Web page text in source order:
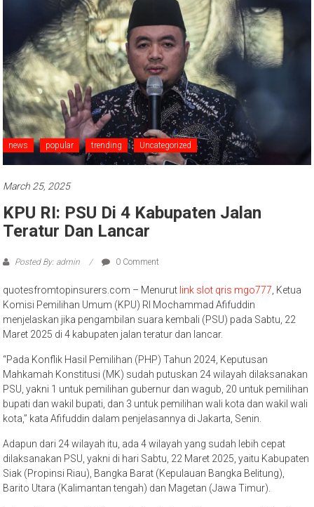
news popular trending Uncategorized
March 25, 2025
KPU RI: PSU Di 4 Kabupaten Jalan
Teratur Dan Lancar
Posted By: admin 0 Comment
quotesfromtopinsurers.com – Menurut link slot qris mgo777, Ketua
Komisi Pemilihan Umum (KPU) RI Mochammad Afifuddin
menjelaskan jika pengambilan suara kembali (PSU) pada Sabtu, 22
Maret 2025 di 4 kabupaten jalan teratur dan lancar.
“Pada Konflik Hasil Pemilihan (PHP) Tahun 2024, Keputusan
Mahkamah Konstitusi (MK) sudah putuskan 24 wilayah dilaksanakan
PSU, yakni 1 untuk pemilihan gubernur dan wagub, 20 untuk pemilihan
bupati dan wakil bupati, dan 3 untuk pemilihan wali kota dan wakil wali
kota,” kata Afifuddin dalam penjelasannya di Jakarta, Senin.
Adapun dari 24 wilayah itu, ada 4 wilayah yang sudah lebih cepat
dilaksanakan PSU, yakni di hari Sabtu, 22 Maret 2025, yaitu Kabupaten
Siak (Propinsi Riau), Bangka Barat (Kepulauan Bangka Belitung),
Barito Utara (Kalimantan tengah) dan Magetan (Jawa Timur).